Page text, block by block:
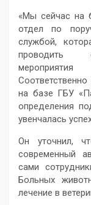
«Мы сейчас на
отдел по
службой,
проводить
на базе ГБУ
определения
увенчалась
Он уточнил,
современный
сами
Больных
лечение в